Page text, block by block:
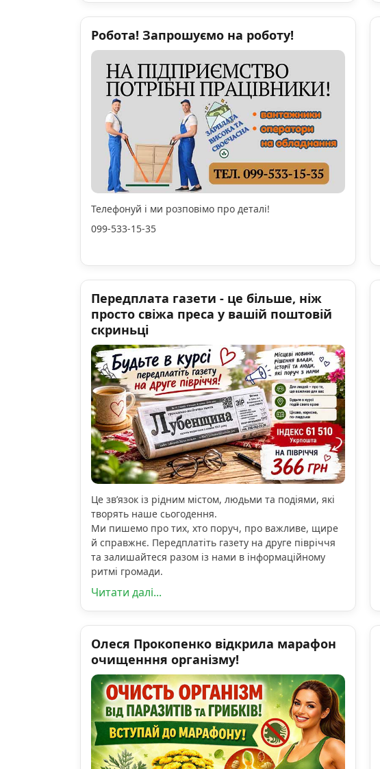
Робота! Запрошуємо на роботу!
Телефонуй і ми розповімо про деталі!
099-533-15-35
Передплата газети - це більше, ніж
просто свіжа преса у вашій поштовій
скриньці
Це зв’язок із рідним містом, людьми та подіями, які
творять наше сьогодення.
Ми пишемо про тих, хто поруч, про важливе, щире
й справжнє. Передплатіть газету на друге півріччя
та залишайтеся разом із нами в інформаційному
ритмі громади.
Читати далі...
Олеся Прокопенко відкрила марафон
очищенння організму!